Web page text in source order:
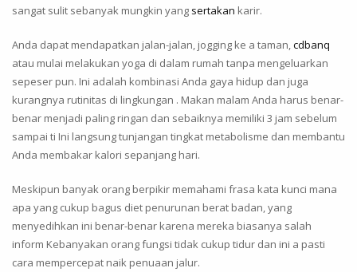
sangat sulit sebanyak mungkin yang sertakan karir.
Anda dapat mendapatkan jalan-jalan, jogging ke a taman,cdbanq
atau mulai melakukan yoga di dalam rumah tanpa mengeluarkan
sepeser pun. Ini adalah kombinasi Anda gaya hidup dan juga
kurangnya rutinitas di lingkungan . Makan malam Anda harus benar-
benar menjadi paling ringan dan sebaiknya memiliki 3 jam sebelum
sampai ti Ini langsung tunjangan tingkat metabolisme dan membantu
Anda membakar kalori sepanjang hari.
Meskipun banyak orang berpikir memahami frasa kata kunci mana
apa yang cukup bagus diet penurunan berat badan, yang
menyedihkan ini benar-benar karena mereka biasanya salah
inform Kebanyakan orang fungsi tidak cukup tidur dan ini a pasti
cara mempercepat naik penuaan jalur.